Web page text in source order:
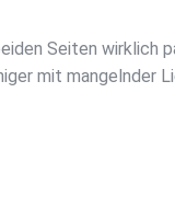
Seiten wirklich
mit mangelnder